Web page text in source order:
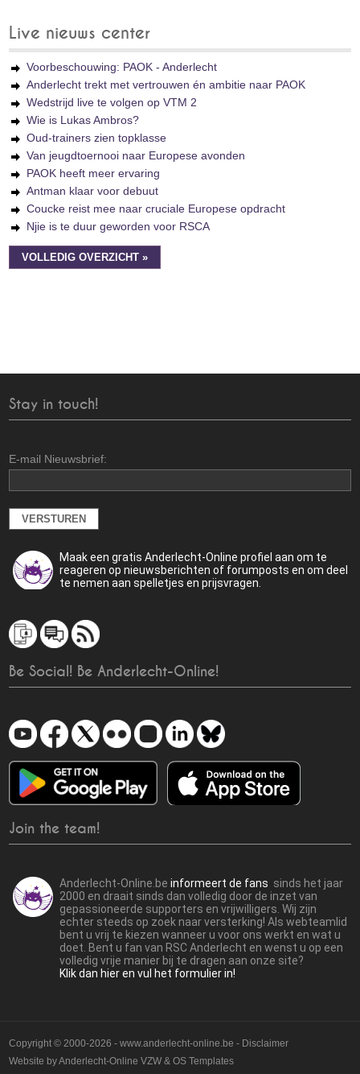
Live nieuws center
Voorbeschouwing: PAOK - Anderlecht
Anderlecht trekt met vertrouwen én ambitie naar PAOK
Wedstrijd live te volgen op VTM 2
Wie is Lukas Ambros?
Oud-trainers zien topklasse
Van jeugdtoernooi naar Europese avonden
PAOK heeft meer ervaring
Antman klaar voor debuut
Coucke reist mee naar cruciale Europese opdracht
Njie is te duur geworden voor RSCA
VOLLEDIG OVERZICHT »
Stay in touch!
E-mail Nieuwsbrief:
Maak een gratis Anderlecht-Online profiel aan om te
reageren op nieuwsberichten of forumposts en om deel
te nemen aan spelletjes en prijsvragen.
Be Social! Be Anderlecht-Online!
Join the team!
Anderlecht-Online.beinformeert de fans sinds het jaar
2000 en draait sinds dan volledig door de inzet van
gepassioneerde supporters en vrijwilligers. Wij zijn
echter steeds op zoek naar versterking! Als webteamlid
bent u vrij te kiezen wanneer u voor ons werkt en wat u
doet. Bent u fan van RSC Anderlecht en wenst u op een
volledig vrije manier bij te dragen aan onze site?
Klik dan hier en vul het formulier in!
Copyright © 2000-2026 - www.anderlecht-online.be - Disclaimer
Website byAnderlecht-Online VZW &OS Templates